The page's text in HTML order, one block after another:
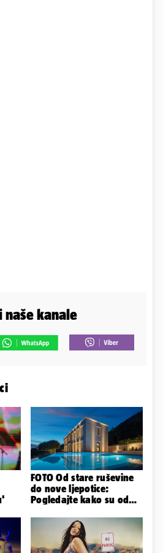
naše kanale
FOTO Od stare ruševine
do nove ljepotice:
Pogledajte kako su od
napravili vilu